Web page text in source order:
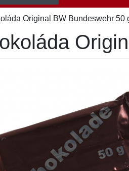
Original BW Bundeswehr 50